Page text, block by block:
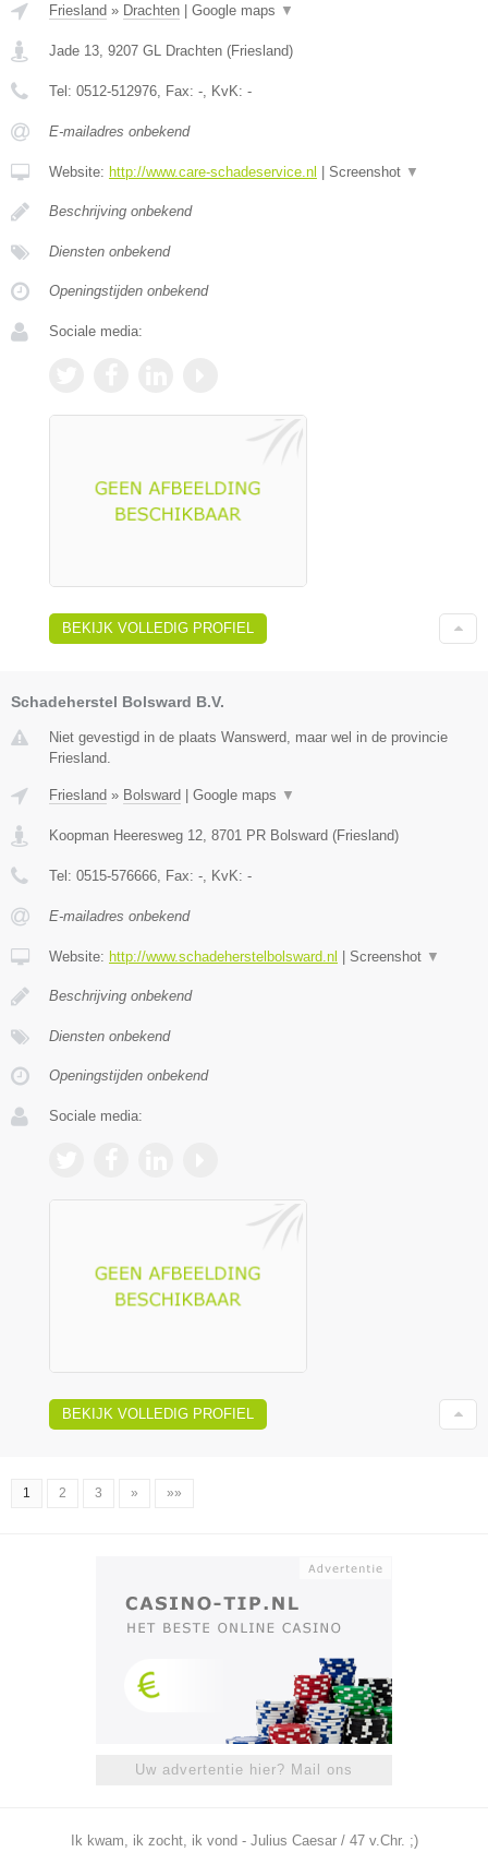
Friesland » Drachten | Google maps ▼
Jade 13 9207 GL Drachten (Friesland)
Tel: 0512-512976 , Fax: - , KvK: -
E-mailadres onbekend
Website: http://www.care-schadeservice.nl | Screenshot ▼
Beschrijving onbekend
Diensten onbekend
Openingstijden onbekend
Sociale media:
BEKIJK VOLLEDIG PROFIEL
Schadeherstel Bolsward B.V.
Niet gevestigd in de plaats Wanswerd, maar wel in de provincie
Friesland.
Friesland » Bolsward Google maps ▼
Koopman Heeresweg 12, 8701 PR Bolsward (Friesland)
Tel: 0515-576666, Fax: -, KvK: -
E-mailadres onbekend
Website: http://www.schadeherstelbolsward.nl Screenshot ▼
Beschrijving onbekend
Diensten onbekend
Openingstijden onbekend
Sociale media:
BEKIJK VOLLEDIG PROFIEL
1 2 3 » »»
Uw advertentie hier? Mail ons
Ik kwam, ik zocht, ik vond - Julius Caesar / 47 v.Chr. ;)